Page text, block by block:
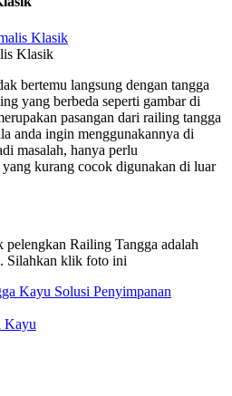
Klasik
bertemu langsung dengan tangga
yang berbeda seperti gambar di
pasangan dari railing tangga
anda ingin menggunakannya di
masalah, hanya perlu
kurang cocok digunakan di luar
Railing Tangga adalah
Silahkan klik foto ini
Kayu